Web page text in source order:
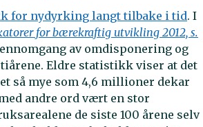
for nydyrking langt tilbake i tid. I
for bærekraftig utvikling 2012, s.
av omdisponering og
Eldre statistikk viser at det
så mye som 4,6 millioner dekar
andre ord vært en stor
de siste 100 årene selv